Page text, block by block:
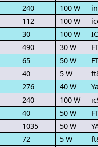
240 100 W
112 100 W
30 100 W
490 30 W
65 50 W
40 5 W
276 40 W
240 100 W
40 50 W
1035 50 W
72 5 W